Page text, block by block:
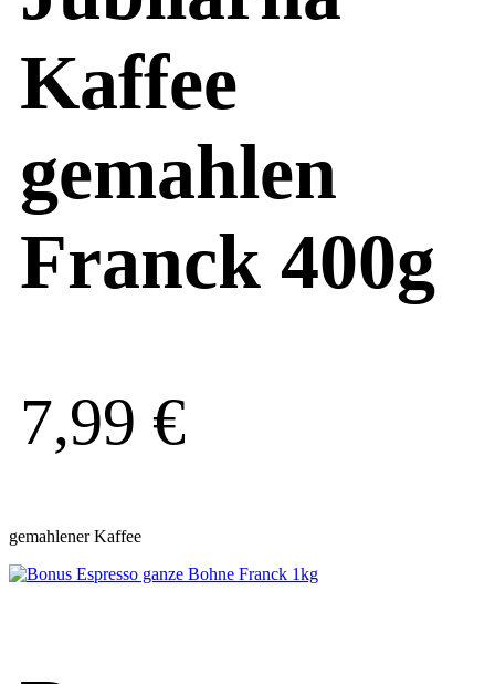
Kaffee
gemahlen
Franck 400g
7,99 €
gemahlener Kaffee